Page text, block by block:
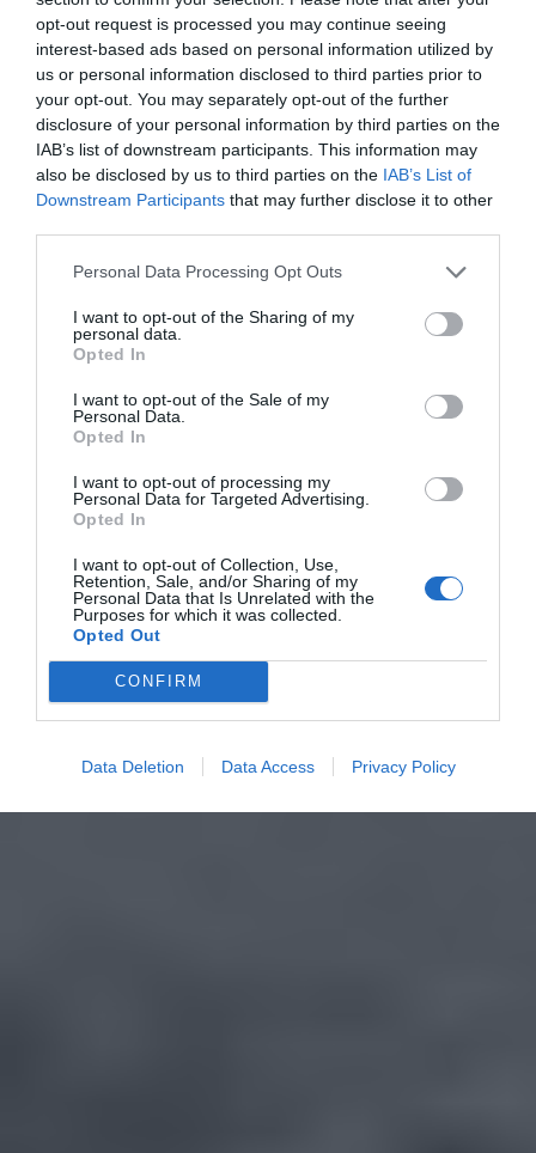
opt-out request is processed you may continue seeing
interest-based ads based on personal information utilized by
us or personal information disclosed to third parties prior to
your opt-out. You may separately opt-out of the further
disclosure of your personal information by third parties on the
IAB’s list of downstream participants. This information may
also be disclosed by us to third parties on the IAB’s List of
Downstream Participants that may further disclose it to other
Personal Data Processing Opt Outs
I want to opt-out of the Sharing of my
personal data.
Opted In
I want to opt-out of the Sale of my
Personal Data.
Opted In
I want to opt-out of processing my
Personal Data for Targeted Advertising.
Opted In
I want to opt-out of Collection, Use,
Retention, Sale, and/or Sharing of my
Personal Data that Is Unrelated with the
Purposes for which it was collected.
Opted Out
CONFIRM
Data Deletion Data Access Privacy Policy